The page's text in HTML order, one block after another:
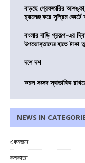
বাড়ছে গ্রেফতারির আশঙ্কা,
চ্যালেঞ্জ করে সুপ্রিম
বাংলার বাড়ি প্রকল্প-এর
উপভোক্তাদের হাতে টাকা
দশে দশ
অচল সংসদ স্বাভাবিক
NEWS IN
একনজরে
কলকাতা